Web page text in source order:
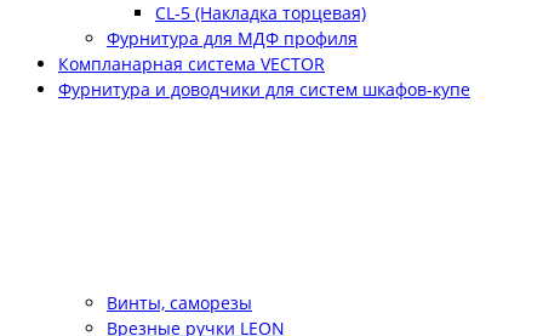
CL-5 (Накладка торцевая)
Фурнитура для МДФ профиля
Компланарная система VECTOR
Фурнитура и доводчики для систем шкафов-купе
Винты, саморезы
Врезные ручки LEON